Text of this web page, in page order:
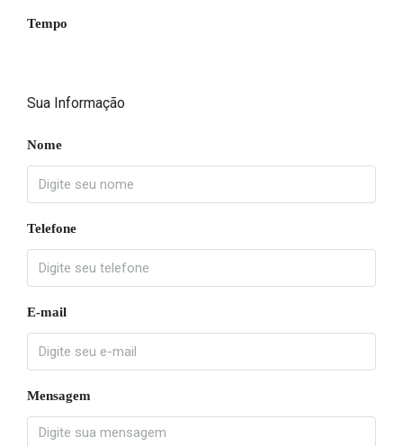
Tempo
Sua Informação
Nome
Telefone
E-mail
Mensagem